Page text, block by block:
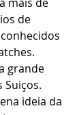
de
grande
ideia da